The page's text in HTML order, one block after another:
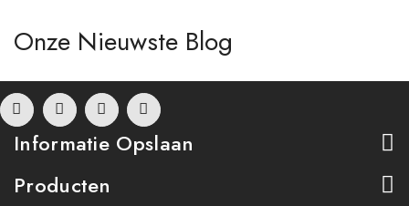
Onze Nieuwste Blog
Informatie Opslaan
Producten